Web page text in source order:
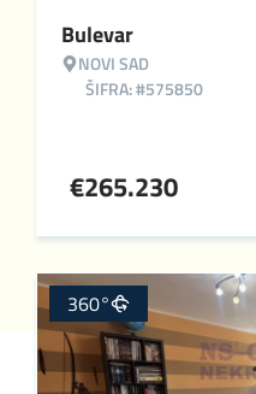
Bulevar
NOVI SAD
ŠIFRA: #575850
€265.230
360°